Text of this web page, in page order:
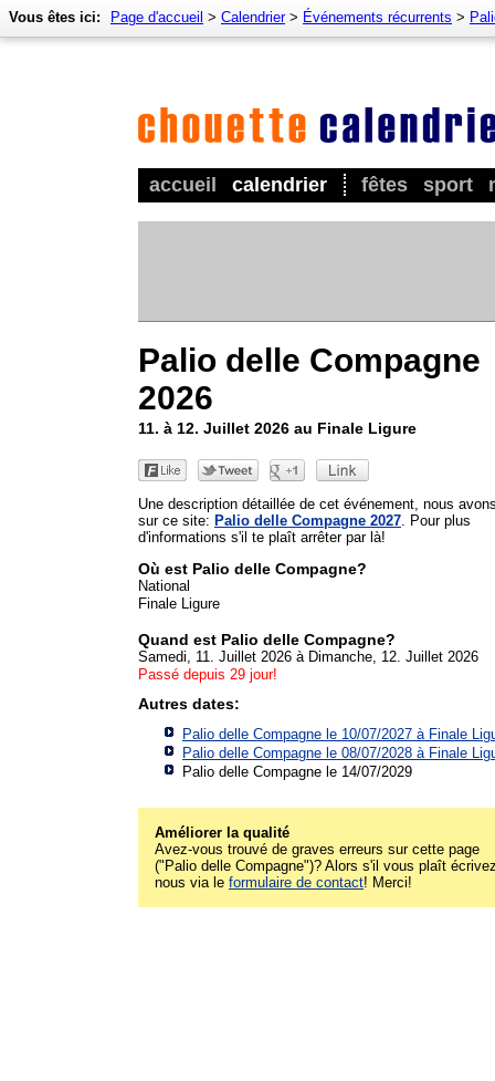
accueil calendrier fêtes sport
Vous êtes ici: Page d'accueil > Calendrier> Événements récurrents >
Palio delle Compagne
2026
11. à 12. Juillet 2026 au Finale Ligure
Une description détaillée de cet événement, nous
sur ce site: Palio delle Compagne 2027 . Pour plus
d'informations s'il te plaît arrêter par là!
Où est Palio delle Compagne?
National
Finale Ligure
Quand est Palio delle Compagne?
Samedi, 11. Juillet 2026 à Dimanche, 12. Juillet 2026
Passé depuis 29 jour!
Autres dates:
Palio delle Compagne le 10/07/2027 à Finale
Palio delle Compagne le 08/07/2028 à Finale
Palio delle Compagne le 14/07/2029
Améliorer la qualité
Avez-vous trouvé de graves erreurs sur cette page
("Palio delle Compagne")? Alors s'il vous plaît
nous via le formulaire de contact! Merci!